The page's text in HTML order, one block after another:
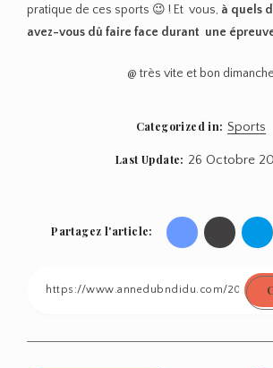
Merci pour cet article des
n’entend pas assez souvent
l’ai passé avec l’entre-cuisse
des frottements. La crème
pas complètement digéré,
en courant et passer les 10
me demandais bien
gens sur les longues